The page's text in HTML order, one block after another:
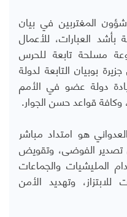
المغتربين في بيان
بأشد العبارات، للأعمال
مسلحة تابعة للحرس
بوبيان التابعة لدولة
دولة عضو في الأمم
وكافة قواعد حسن الجوار.
هو امتداد مباشر
تصدير الفوضى، وتقويض
المليشيات والجماعات
للابتزاز، وتهديد الأمن